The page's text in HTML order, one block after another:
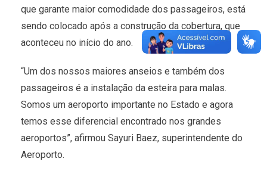
que garante maior comodidade dos passageiros, está
sendo colocado após a construção da cobertura, que
aconteceu no início do ano.
“Um dos nossos maiores anseios e também dos
passageiros é a instalação da esteira para malas.
Somos um aeroporto importante no Estado e agora
temos esse diferencial encontrado nos grandes
aeroportos”, afirmou Sayuri Baez, superintendente do
Aeroporto.